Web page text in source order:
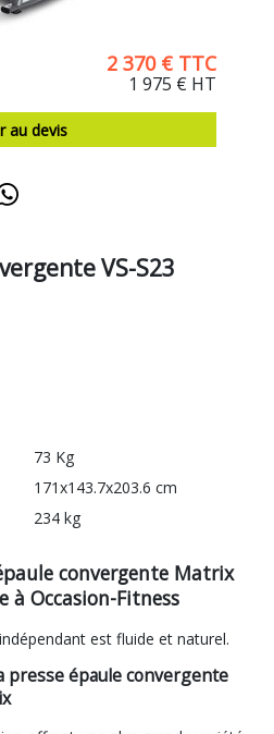
VS-S23
73 Kg
171x143.7x203.6 cm
234 kg
2 370 € TTC
1 975 € HT
au devis
convergente Matrix
à Occasion-Fitness
est fluide et naturel.
presse épaule convergente